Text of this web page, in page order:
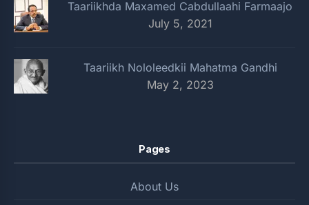
Taariikhda Maxamed Cabdullaahi Farmaajo
July 5, 2021
Taariikh Nololeedkii Mahatma Gandhi
May 2, 2023
Pages
About Us